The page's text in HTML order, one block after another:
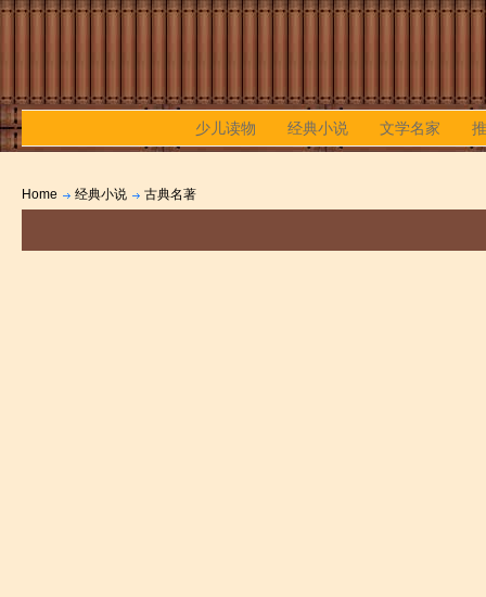
少儿读物 经典小说 文学名家
Home 经典小说 古典名著